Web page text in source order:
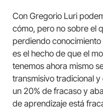
Con Gregorio Luri
cómo, pero no sobre el
perdiendo
es el hecho de que el
tenemos ahora mismo
transmisivo tradicional
un 20% de fracaso y
de aprendizaje está